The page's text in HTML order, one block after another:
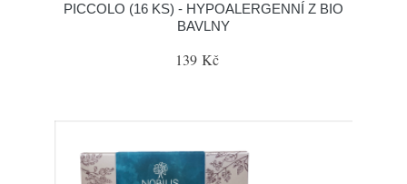
PICCOLO (16 KS) - HYPOALERGENNÍ Z BIO
BAVLNY
139 Kč